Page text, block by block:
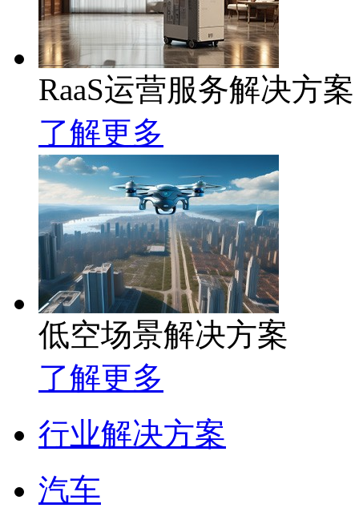
RaaS运营服务解决方案
了解更多
低空场景解决方案
了解更多
行业解决方案
汽车